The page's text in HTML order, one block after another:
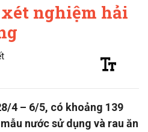
nghiệm hải
4 – 6/5, có khoảng 139
nước sử dụng và rau ăn